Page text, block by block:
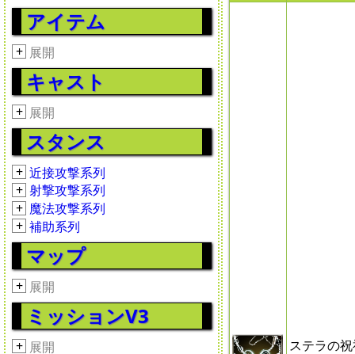
アイテム
+ 展開
キャスト
+ 展開
スタンス
+ 近接攻撃系列
+ 射撃攻撃系列
+ 魔法攻撃系列
+ 補助系列
マップ
+ 展開
ミッションV3
+ 展開
ステラの